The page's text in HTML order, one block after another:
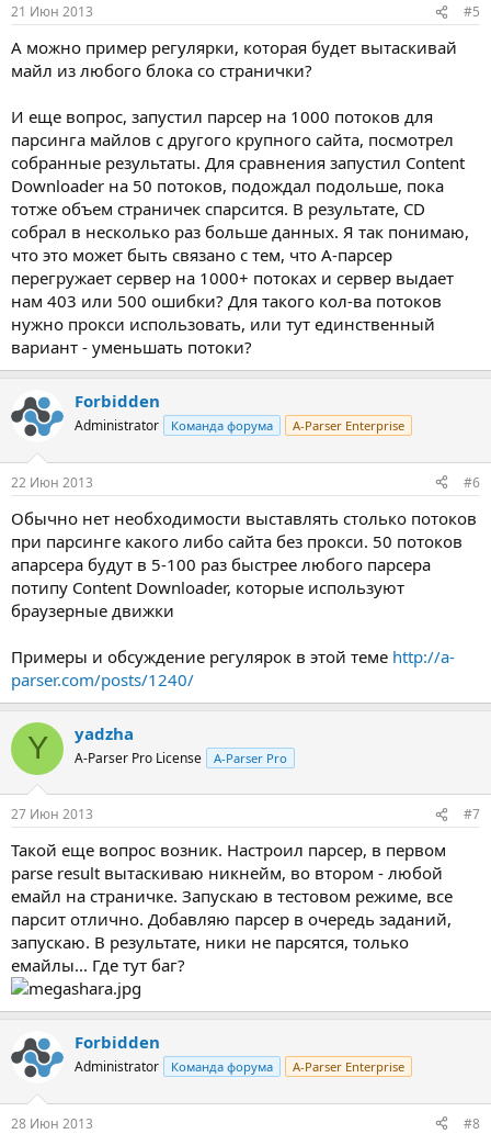
21 Июн 2013 #5
А можно пример регулярки, которая будет вытаскивай
майл из любого блока со странички?
И еще вопрос, запустил парсер на 1000 потоков для
парсинга майлов с другого крупного сайта, посмотрел
собранные результаты. Для сравнения запустил Content
Downloader на 50 потоков, подождал подольше, пока
тотже объем страничек спарсится. В результате, CD
собрал в несколько раз больше данных. Я так понимаю,
что это может быть связано с тем, что А-парсер
перегружает сервер на 1000+ потоках и сервер выдает
нам 403 или 500 ошибки? Для такого кол-ва потоков
нужно прокси использовать, или тут единственный
вариант - уменьшать потоки?
Forbidden
Administrator Команда форума A-Parser Enterprise
22 Июн 2013 #6
Обычно нет необходимости выставлять столько потоков
при парсинге какого либо сайта без прокси. 50 потоков
апарсера будут в 5-100 раз быстрее любого парсера
потипу Content Downloader, которые используют
браузерные движки
Примеры и обсуждение регулярок в этой теме http://a-
parser.com/posts/1240/
Y yadzha
A-Parser Pro License A-Parser Pro
27 Июн 2013 #7
Такой еще вопрос возник. Настроил парсер, в первом
parse result вытаскиваю никнейм, во втором - любой
емайл на страничке. Запускаю в тестовом режиме, все
парсит отлично. Добавляю парсер в очередь заданий,
запускаю. В результате, ники не парсятся, только
емайлы... Где тут баг?
Forbidden
Administrator Команда форума A-Parser Enterprise
28 Июн 2013 #8